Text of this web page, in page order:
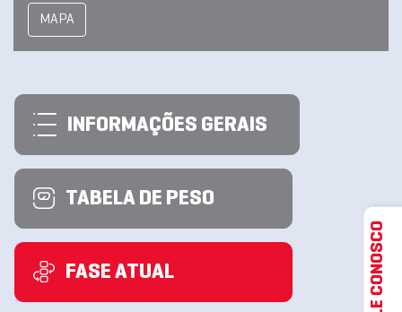
MAPA
INFORMAÇÕES GERAIS
TABELA DE PESO
FASE ATUAL FALE CONOSCO